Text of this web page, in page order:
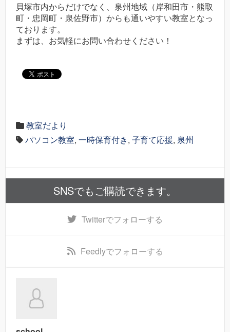
貝塚市内からだけでなく、泉州地域（岸和田市・熊取
町・忠岡町・泉佐野市）からも通いやすい教室となっ
ております。
まずは、お気軽にお問い合わせください！
教室だより
パソコン教室, 一時保育付き, 子育て応援, 泉州
SNSでもご購読できます。
Twitterでフォローする
Feedlyでフォローする